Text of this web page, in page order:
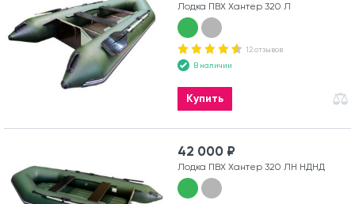
Лодка ПВХ Хантер 320 Л
12 отзывов
В наличии
Купить
42 000 ₽
Лодка ПВХ Хантер 320 ЛН НДНД